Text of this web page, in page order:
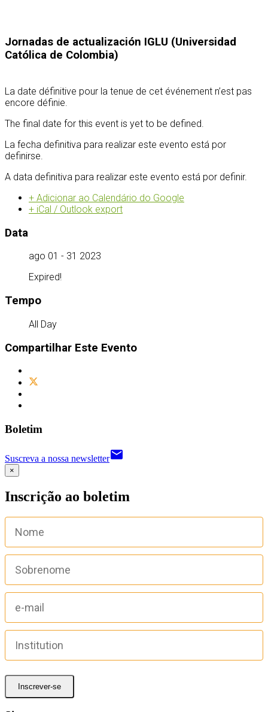
Jornadas de actualización IGLU (Universidad
Católica de Colombia)
La date définitive pour la tenue de cet événement n’est pas
encore définie.
The final date for this event is yet to be defined.
La fecha definitiva para realizar este evento está por
definirse.
A data definitiva para realizar este evento está por definir.
+ Adicionar ao Calendário do Google
+ iCal / Outlook export
Data
ago 01 - 31 2023
Expired!
Tempo
All Day
Compartilhar Este Evento
Boletim
Suscreva a nossa newsletteremail
×
Inscrição ao boletim
Inscrever-se